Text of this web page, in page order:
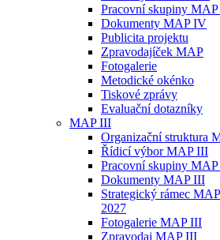
Pracovní skupiny
Dokumenty MAP IV
Publicita projektu
Zpravodajíček MAP
Fotogalerie
Metodické okénko
Tiskové zprávy
Evaluační dotazníky
MAP III
Organizační struktura
Řídicí výbor MAP III
Pracovní skupiny
Dokumenty MAP III
Strategický rámec
2027
Fotogalerie MAP III
Zpravodaj MAP III